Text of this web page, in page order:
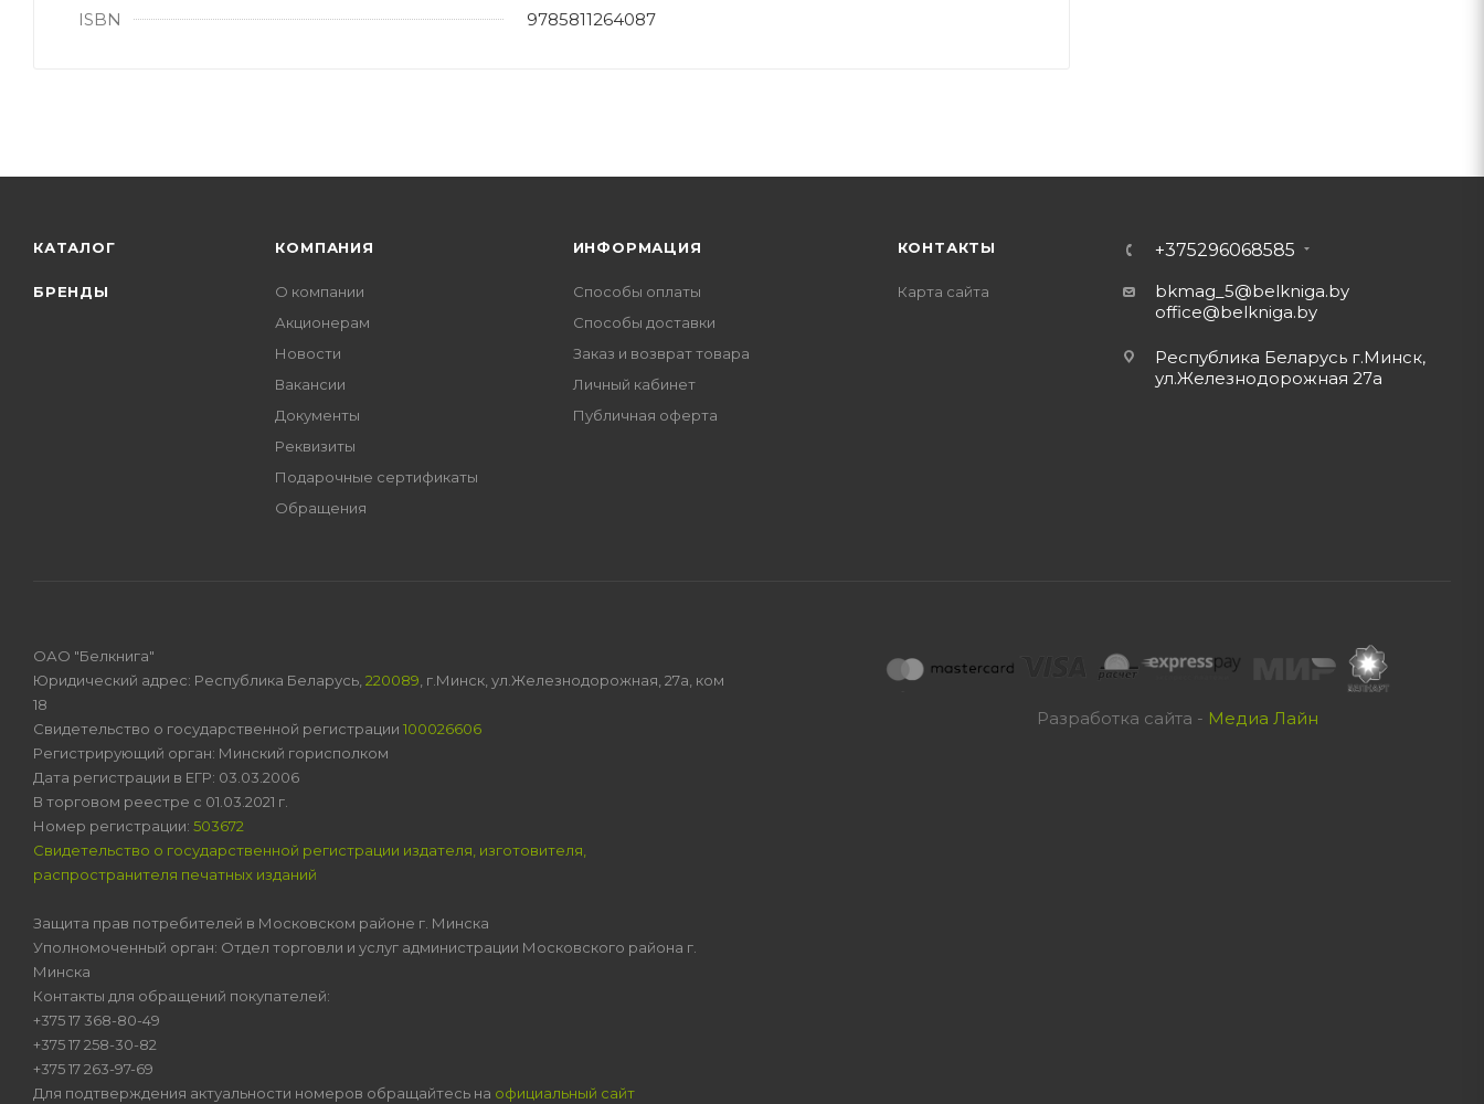
ISBN
9785811264087
КАТАЛОГ
БРЕНДЫ
КОМПАНИЯ
О компании
Акционерам
Новости
Вакансии
Документы
Реквизиты
Подарочные сертификаты
Обращения
ИНФОРМАЦИЯ
Способы оплаты
Способы доставки
Заказ и возврат товара
Личный кабинет
Публичная оферта
КОНТАКТЫ
Карта сайта
+375296068585
bkmag_5@belkniga.by
office@belkniga.by
Республика Беларусь г.Минск,
ул.Железнодорожная 27а
Разработка сайта - Медиа Лайн
ОАО "Белкнига"
Юридический адрес: Республика Беларусь, 220089 , г.Минск, ул.Железнодорожная, 27а, ком
18
Свидетельство о государственной регистрации 100026606
Регистрирующий орган: Минский горисполком
Дата регистрации в ЕГР: 03.03.2006
В торговом реестре с 01.03.2021 г.
Номер регистрации: 503672
Свидетельство о государственной регистрации издателя, изготовителя,
распространителя печатных изданий
Защита прав потребителей в Московском районе г. Минска
Уполномоченный орган: Отдел торговли и услуг администрации Московского района г.
Минска
Контакты для обращений покупателей:
+375 17 368-80-49
+375 17 258-30-82
+375 17 263-97-69
Для подтверждения актуальности номеров обращайтесь на официальный сайт